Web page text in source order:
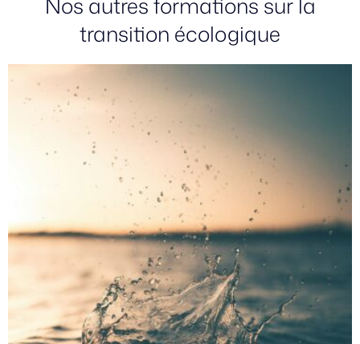
transition écologique